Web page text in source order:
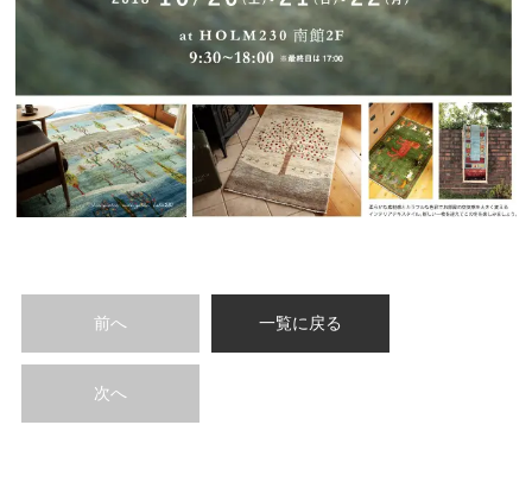
前へ 一覧に戻る
次へ